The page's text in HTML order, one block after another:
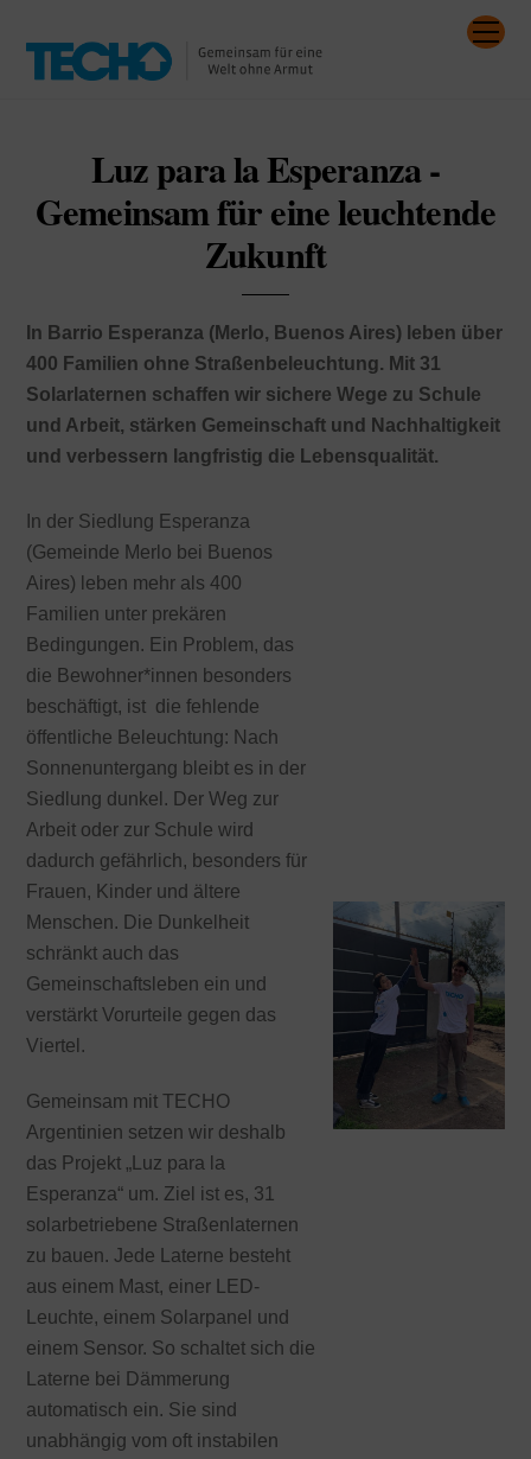
content
Luz para la Esperanza -
Gemeinsam für eine leuchtende
Zukunft
In Barrio Esperanza (Merlo, Buenos Aires) leben über
400 Familien ohne Straßenbeleuchtung. Mit 31
Solarlaternen schaffen wir sichere Wege zu Schule
und Arbeit, stärken Gemeinschaft und Nachhaltigkeit
und verbessern langfristig die Lebensqualität.
In der Siedlung Esperanza
(Gemeinde Merlo bei Buenos
Aires) leben mehr als 400
Familien unter prekären
Bedingungen. Ein Problem, das
die Bewohner*innen besonders
beschäftigt, ist die fehlende
öffentliche Beleuchtung: Nach
Sonnenuntergang bleibt es in der
Siedlung dunkel. Der Weg zur
Arbeit oder zur Schule wird
dadurch gefährlich, besonders für
Frauen, Kinder und ältere
Menschen. Die Dunkelheit
schränkt auch das
Gemeinschaftsleben ein und
verstärkt Vorurteile gegen das
Viertel.
Gemeinsam mit TECHO
Argentinien setzen wir deshalb
das Projekt „Luz para la
Esperanza“ um. Ziel ist es, 31
solarbetriebene Straßenlaternen
zu bauen. Jede Laterne besteht
aus einem Mast, einer LED-
Leuchte, einem Solarpanel und
einem Sensor. So schaltet sich die
Laterne bei Dämmerung
automatisch ein. Sie sind
unabhängig vom oft instabilen